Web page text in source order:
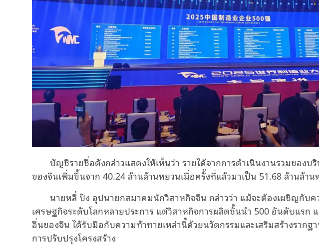
บัญชีรายชื่อดังกล่าวแสดงให้เห็นว่า รายได้จากการดำเนินงานรวมของ
ของจีนเพิ่มขึ้นจาก 40.24 ล้านล้านหยวนเมื่อครั้งที่แล้วมาเป็น 51.68 ล้านล้า
นายหลี่ ปิง อุปนายกสมาคมนักวิสาหกิจจีน กล่าวว่า แม้จะต้องเผชิญกับค
เศรษฐกิจระดับโลกหลายประการ แต่วิสาหกิจการผลิตชั้นนำ 500 อันดับแรก
อื่นของจีน ได้รับมือกับความท้าทายเหล่านี้ด้วยนวัตกรรมและเสริมสร้างรากฐ
การปรับปรุงโครงสร้าง